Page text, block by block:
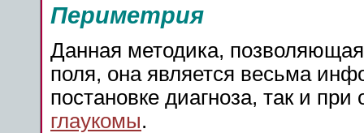
Периметрия
Данная методика,
поля, она является весьма
постановке диагноза, так и
глаукомы.